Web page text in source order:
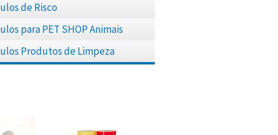
de Risco
para PET SHOP Animais
Produtos de Limpeza